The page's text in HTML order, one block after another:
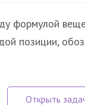
формулой
позиции,